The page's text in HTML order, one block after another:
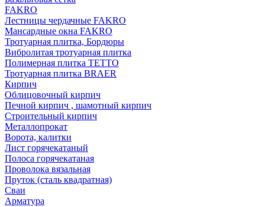
FAKRO
Лестницы чердачные FAKRO
Мансардные окна FAKRO
Тротуарная плитка, Бордюры
Вибролитая тротуарная плитка
Полимерная плитка TETTO
Тротуарная плитка BRAER
Кирпич
Облицовочный кирпич
Печной кирпич , шамотный кирпич
Строительный кирпич
Металлопрокат
Ворота, калитки
Лист горячекатаный
Полоса горячекатаная
Проволока вязальная
Пруток (сталь квадратная)
Сваи
Арматура